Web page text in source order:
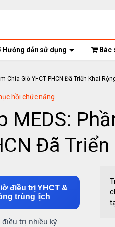
Hướng dẫn sử dụng Bác
hồi chức năng
MEDS:
Đã
điều trị YHCT &
trùng lịch
điều trị nhiều kỹ